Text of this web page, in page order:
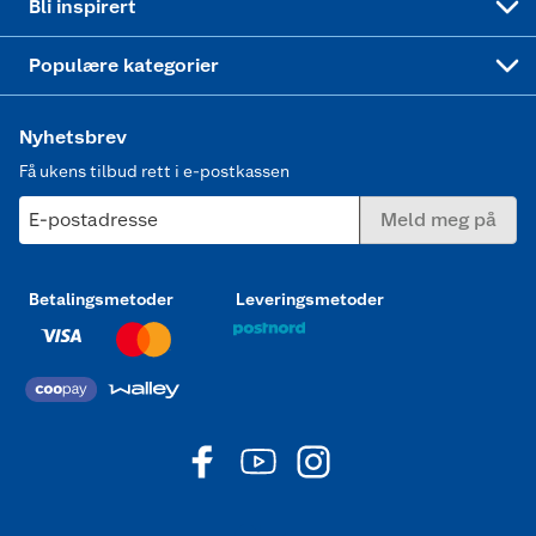
Bli inspirert
Populære kategorier
Nyhetsbrev
Få ukens tilbud rett i e-postkassen
E-postadresse Meld meg på
Betalingsmetoder Leveringsmetoder